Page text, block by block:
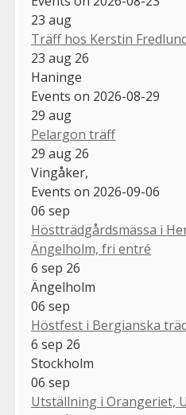
23 aug
Träff hos Kerstin
23 aug 26
Haninge
Events on 2026-08-29
29 aug
Pelargon träff
29 aug 26
Vingåker,
Events on 2026-09-06
06 sep
Höstträdgårdsmässa i
Ängelholm, fri entré
6 sep 26
Ängelholm
06 sep
Höstfest i Bergianska
6 sep 26
Stockholm
06 sep
Utställning i Orangeriet,